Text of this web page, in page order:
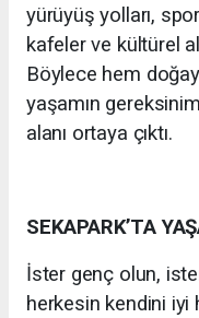
yürüyüş yolları,
kafeler ve kültürel
Böylece hem
yaşamın
alanı ortaya çıktı.
SEKAPARK’TA
İster genç olun,
herkesin kendini iyi